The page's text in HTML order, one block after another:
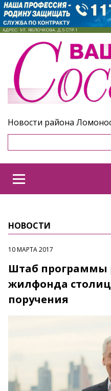
Новости района
НОВОСТИ
10 МАРТА 2017
Штаб программы
жилфонда
поручения